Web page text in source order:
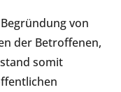
von
der Betroffenen,
somit